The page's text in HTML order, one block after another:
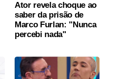
Ator revela choque ao
saber da prisão de
Marco Furlan: "Nunca
percebi nada"